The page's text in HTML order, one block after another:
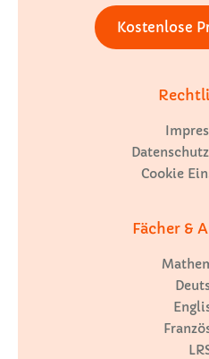
Kostenlose
Cookie
Fächer &